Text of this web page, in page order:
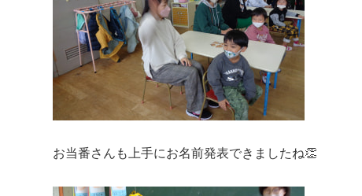
お当番さんも上手にお名前発表できましたね👏